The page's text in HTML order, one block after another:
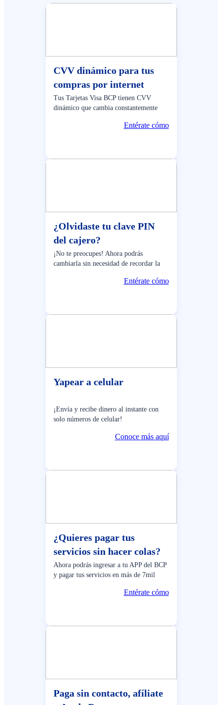
CVV dinámico para tus
compras por internet
Tus Tarjetas Visa BCP tienen CVV
dinámico que cambia constantemente
Entérate cómo
¿Olvidaste tu clave PIN
del cajero?
¡No te preocupes! Ahora podrás
cambiarla sin necesidad de recordar la
Entérate cómo
Yapear a celular
¡Envía y recibe dinero al instante con
solo números de celular!
Conoce más aquí
¿Quieres pagar tus
servicios sin hacer colas?
Ahora podrás ingresar a tu APP del BCP
y pagar tus servicios en más de 7mil
Entérate cómo
Paga sin contacto, afíliate